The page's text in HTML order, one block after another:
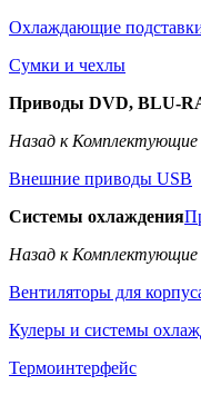
Охлаждающие
Сумки и чехлы
Приводы DVD, BLU-
Назад к Комплектующие
Внешние приводы USB
Системы охлаждения
Назад к Комплектующие
Вентиляторы для
Кулеры и системы
Термоинтерфейс